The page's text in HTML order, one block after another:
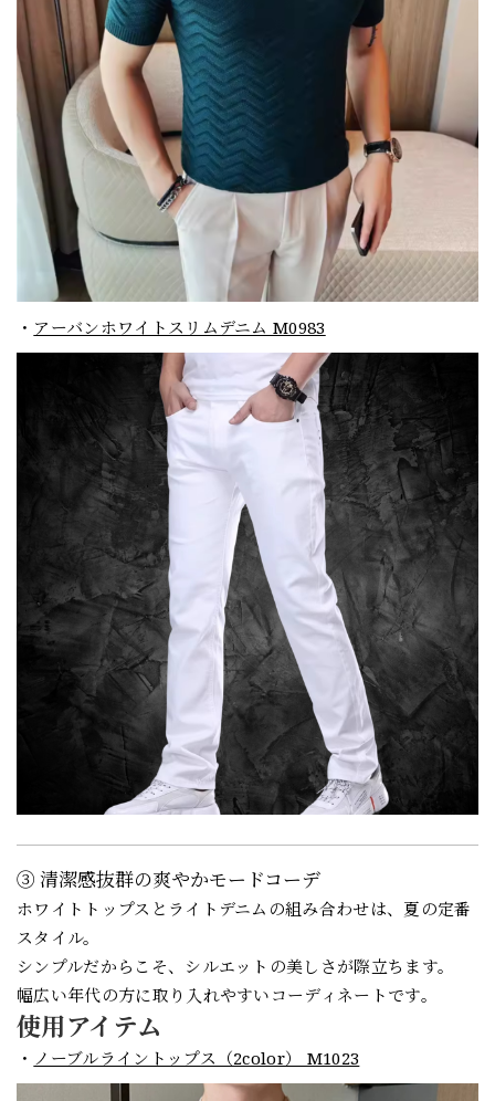
・ アーバンホワイトスリムデニム M0983
③ 清潔感抜群の爽やかモードコーデ
ホワイトトップスとライトデニムの組み合わせは、夏の定番
スタイル。
シンプルだからこそ、シルエットの美しさが際立ちます。
幅広い年代の方に取り入れやすいコーディネートです。
使用アイテム
・ ノーブルライントップス（2color） M1023